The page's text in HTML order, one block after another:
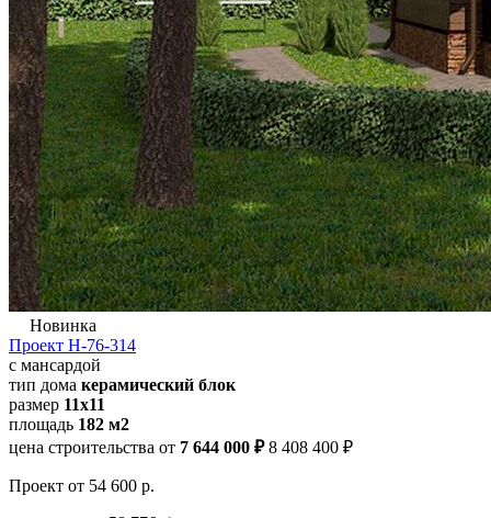
Новинка
Проект Н-76-314
с мансардой
тип дома керамический блок
размер 11x11
площадь 182 м2
цена строительства от 7 644 000 ₽ 8 408 400 ₽
Проект от 54 600 р.